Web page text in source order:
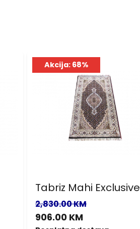
Akcija: 68%
Tabriz Mahi Exclusive
2,830.00 KM
906.00 KM